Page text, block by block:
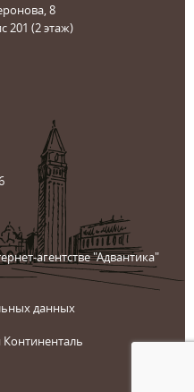
8
201 (2 этаж)
агентстве "Адвантика"
данных